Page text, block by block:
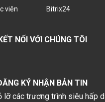
viên
Bitrix24
KẾT NỐI VỚI CHÚNG TÔI
KÝ NHẬN BẢN TIN
lỡ các trương trình siêu hấp